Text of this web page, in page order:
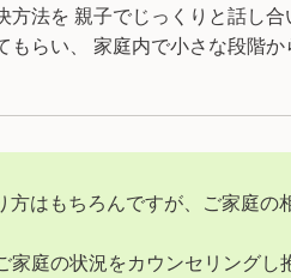
方法を 親子でじっくりと話し
らい、 家庭内で小さな段階
はもちろんですが、ご家庭
庭の状況をカウンセリングし